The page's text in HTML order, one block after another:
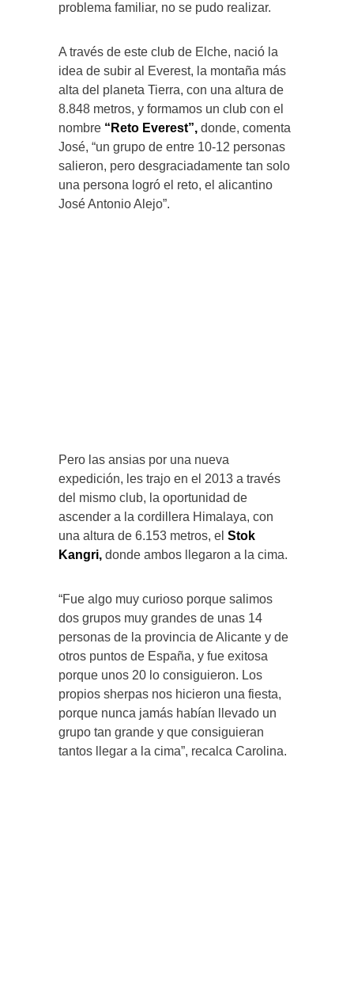
problema familiar, no se pudo realizar.
A través de este club de Elche, nació la
idea de subir al Everest, la montaña más
alta del planeta Tierra, con una altura de
8.848 metros, y formamos un club con el
nombre “Reto Everest”, donde, comenta
José, “un grupo de entre 10-12 personas
salieron, pero desgraciadamente tan solo
una persona logró el reto, el alicantino
José Antonio Alejo”.
Pero las ansias por una nueva
expedición, les trajo en el 2013 a través
del mismo club, la oportunidad de
ascender a la cordillera Himalaya, con
una altura de 6.153 metros, el Stok
Kangri, donde ambos llegaron a la cima.
“Fue algo muy curioso porque salimos
dos grupos muy grandes de unas 14
personas de la provincia de Alicante y de
otros puntos de España, y fue exitosa
porque unos 20 lo consiguieron. Los
propios sherpas nos hicieron una fiesta,
porque nunca jamás habían llevado un
grupo tan grande y que consiguieran
tantos llegar a la cima”, recalca Carolina.